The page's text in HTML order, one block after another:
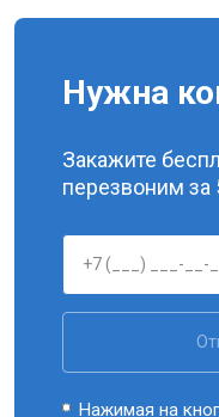
Нужна
Закажите
перезвоним за
Нажимая на